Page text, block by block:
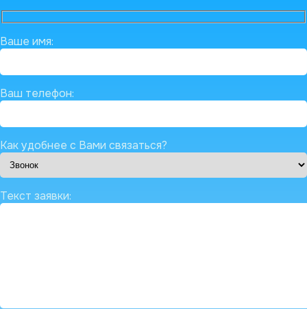
Ваше имя:
Ваш телефон:
Как удобнее с Вами связаться?
Текст заявки: